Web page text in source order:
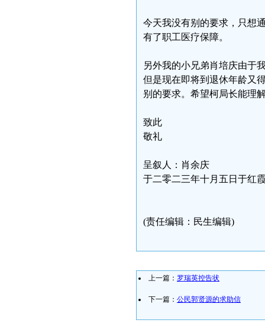
今天我没有别的要求，只想
有了职工医疗保障。
另外我的小兄弟肖培庆由于
但是现在即将到退休年龄又
别的要求。希望柯局长能理
致此
敬礼
呈叙人：肖余庆
于二零二三年十月五日于红
(责任编辑：民生编辑)
上一篇： 罗瑞英控告状
下一篇： 公民郭贤源的求助信